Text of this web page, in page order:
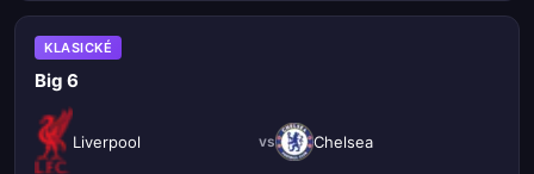
KLASICKÉ
Big 6
Liverpool vs Chelsea